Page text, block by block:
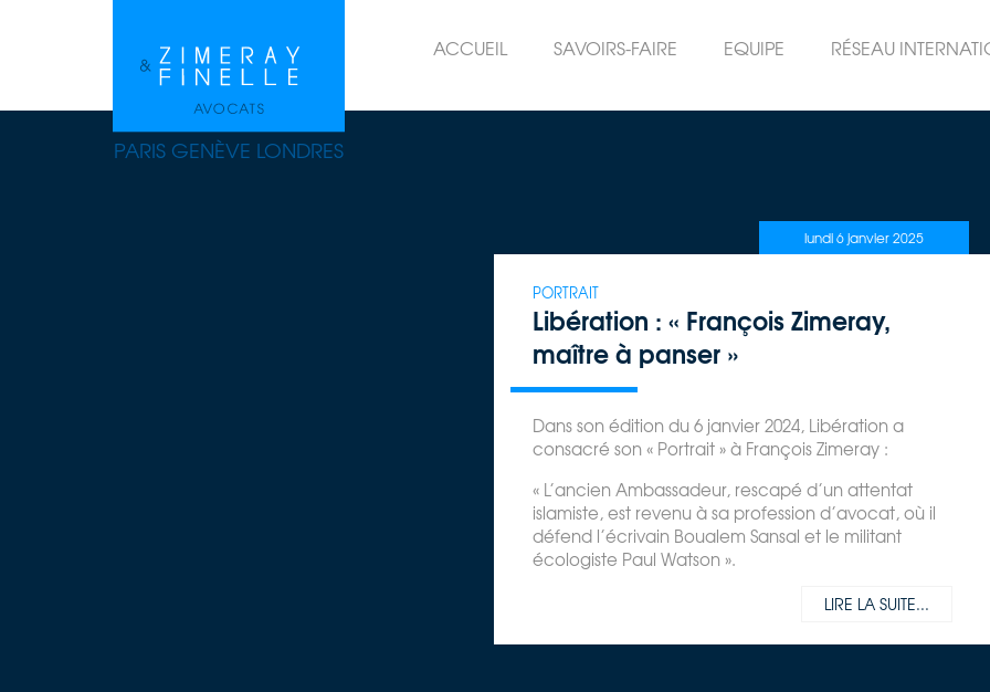
PARIS GENÈVE LONDRES
ACCUEIL SAVOIRS-FAIRE EQUIPE RÉSEAU
lundi 6 janvier 2025
PORTRAIT
Libération : « François Zimeray,
maître à panser »
Dans son édition du 6 janvier 2024, Libération a
consacré son « Portrait » à François Zimeray :
« L’ancien Ambassadeur, rescapé d’un attentat
islamiste, est revenu à sa profession d’avocat, où il
défend l’écrivain Boualem Sansal et le militant
écologiste Paul Watson ».
LIRE LA SUITE...